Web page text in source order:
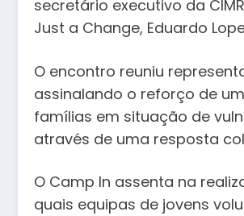
secretário executivo da
Just a Change, Eduardo
O encontro reuniu
assinalando o reforço de
famílias em situação de
através de uma resposta
O Camp In assenta na
quais equipas de jovens